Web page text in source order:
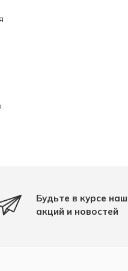
Будьте в курсе
акций и новостей